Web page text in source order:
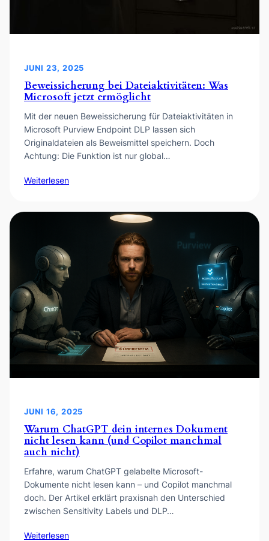
JUNI 23, 2025
Beweissicherung bei Dateiaktivitäten: Was
Microsoft jetzt ermöglicht
Mit der neuen Beweissicherung für Dateiaktivitäten in
Microsoft Purview Endpoint DLP lassen sich
Originaldateien als Beweismittel speichern. Doch
Achtung: Die Funktion ist nur global…
Weiterlesen
JUNI 16, 2025
Warum ChatGPT dein internes Dokument
nicht lesen kann (und Copilot manchmal
auch nicht)
Erfahre, warum ChatGPT gelabelte Microsoft-
Dokumente nicht lesen kann – und Copilot manchmal
doch. Der Artikel erklärt praxisnah den Unterschied
zwischen Sensitivity Labels und DLP…
Weiterlesen